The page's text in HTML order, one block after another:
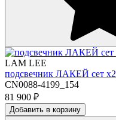
LAM LEE
подсвечник ЛАКЕЙ сет х2
CN0088-4199_154
81 900 ₽
Добавить в корзину